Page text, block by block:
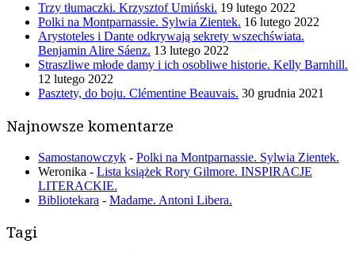
Trzy tłumaczki. Krzysztof Umiński. 19 lutego 2022
Polki na Montparnassie. Sylwia Zientek. 16 lutego 2022
Arystoteles i Dante odkrywają sekrety wszechświata.
Benjamin Alire Sáenz. 13 lutego 2022
Straszliwe młode damy i ich osobliwe historie. Kelly Barnhill.
12 lutego 2022
Pasztety, do boju. Clémentine Beauvais. 30 grudnia 2021
Najnowsze komentarze
Samostanowczyk - Polki na Montparnassie. Sylwia Zientek.
Weronika - Lista książek Rory Gilmore. INSPIRACJE
LITERACKIE.
Bibliotekara - Madame. Antoni Libera.
Tagi